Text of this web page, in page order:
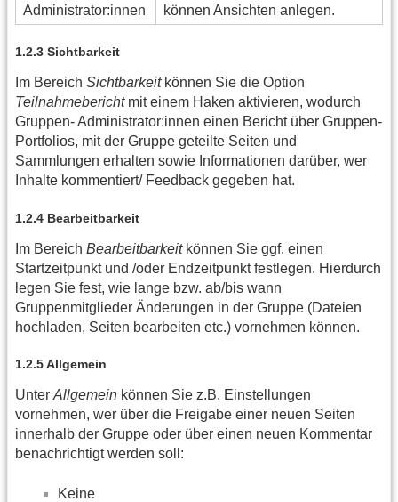
Administrator:innen
können Ansichten anlegen.
1.2.3 Sichtbarkeit
Im Bereich Sichtbarkeitkönnen Sie die Option
Teilnahmeberichtmit einem Haken aktivieren, wodurch
Gruppen- Administrator:innen einen Bericht über Gruppen-
Portfolios, mit der Gruppe geteilte Seiten und
Sammlungen erhalten sowie Informationen darüber, wer
Inhalte kommentiert/ Feedback gegeben hat.
1.2.4 Bearbeitbarkeit
Im Bereich Bearbeitbarkeitkönnen Sie ggf. einen
Startzeitpunkt und /oder Endzeitpunkt festlegen. Hierdurch
legen Sie fest, wie lange bzw. ab/bis wann
Gruppenmitglieder Änderungen in der Gruppe (Dateien
hochladen, Seiten bearbeiten etc.) vornehmen können.
1.2.5 Allgemein
Unter Allgemein können Sie z.B. Einstellungen
vornehmen, wer über die Freigabe einer neuen Seiten
innerhalb der Gruppe oder über einen neuen Kommentar
benachrichtigt werden soll:
Keine